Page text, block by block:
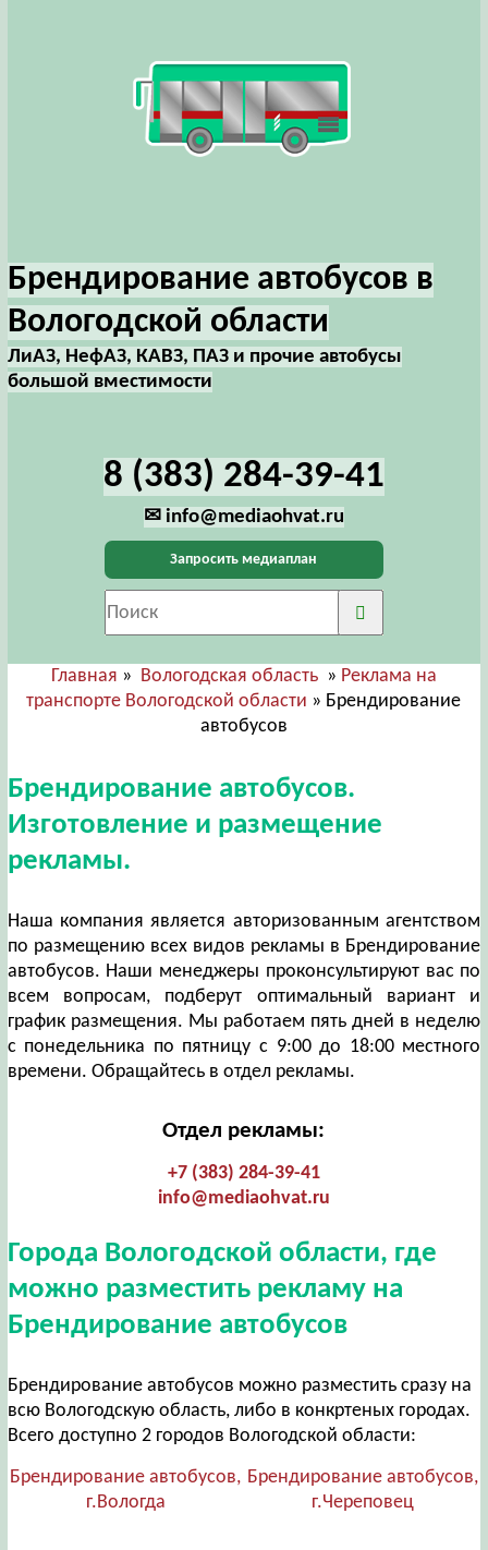
Брендирование автобусов в
Вологодской области
ЛиАЗ, НефАЗ, КАВЗ, ПАЗ и прочие автобусы
большой вместимости
8 (383) 284-39-41
✉ info@mediaohvat.ru
Запросить медиаплан
Главная » Вологодская область» Реклама на
транспорте Вологодской области » Брендирование
автобусов
Брендирование автобусов.
Изготовление и размещение
рекламы.
Наша компания является авторизованным агентством
по размещению всех видов рекламы в Брендирование
автобусов. Наши менеджеры проконсультируют вас по
всем вопросам, подберут оптимальный вариант и
график размещения. Мы работаем пять дней в неделю
с понедельника по пятницу с 9:00 до 18:00 местного
времени. Обращайтесь в отдел рекламы.
Отдел рекламы:
+7 (383) 284-39-41
info@mediaohvat.ru
Города Вологодской области, где
можно разместить рекламу на
Брендирование автобусов
Брендирование автобусов можно разместить сразу на
всю Вологодскую область, либо в конкртеных городах.
Всего доступно 2 городов Вологодской области:
Брендирование автобусов,
г.Вологда
Брендирование автобусов,
г.Череповец